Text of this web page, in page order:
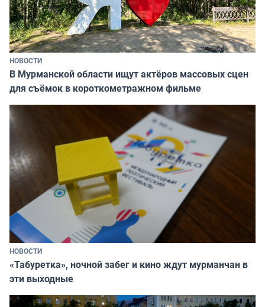
НОВОСТИ
В Мурманской области ищут актёров массовых сцен
для съёмок в короткометражном фильме
НОВОСТИ
«Табуретка», ночной забег и кино ждут мурманчан в
эти выходные